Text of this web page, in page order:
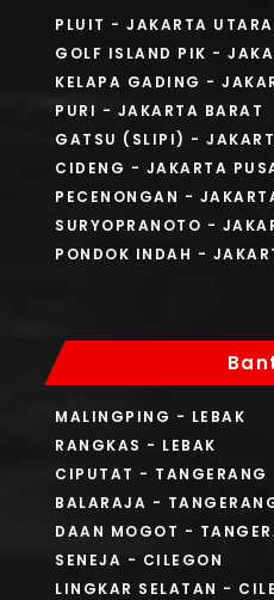
PLUIT - JAKARTA UTARA
GOLF ISLAND PIK -
KELAPA GADING -
PURI - JAKARTA BARAT
GATSU (SLIPI) -
CIDENG - JAKARTA
PECENONGAN -
SURYOPRANOTO -
PONDOK INDAH -
MALINGPING - LEBAK
RANGKAS - LEBAK
CIPUTAT - TANGERANG
BALARAJA -
DAAN MOGOT -
SENEJA - CILEGON
LINGKAR SELATAN -